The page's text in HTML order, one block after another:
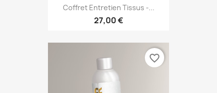
Coffret Entretien Tissus -...
27,00 €
favorite_border